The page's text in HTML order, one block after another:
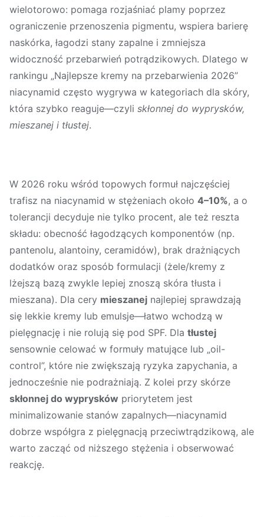
wielotorowo: pomaga rozjaśniać plamy poprzez
ograniczenie przenoszenia pigmentu, wspiera barierę
naskórka, łagodzi stany zapalne i zmniejsza
widoczność przebarwień potrądzikowych. Dlatego w
rankingu „Najlepsze kremy na przebarwienia 2026”
niacynamid często wygrywa w kategoriach dla skóry,
która szybko reaguje—czyli skłonnej do wyprysków,
mieszanej i tłustej.
W 2026 roku wśród topowych formuł najczęściej
trafisz na niacynamid w stężeniach około 4–10%, a o
tolerancji decyduje nie tylko procent, ale też reszta
składu: obecność łagodzących komponentów (np.
pantenolu, alantoiny, ceramidów), brak drażniących
dodatków oraz sposób formulacji (żele/kremy z
lżejszą bazą zwykle lepiej znoszą skóra tłusta i
mieszana). Dla cery mieszanej najlepiej sprawdzają
się lekkie kremy lub emulsje—łatwo wchodzą w
pielęgnację i nie rolują się pod SPF. Dla tłustej
sensownie celować w formuły matujące lub „oil-
control”, które nie zwiększają ryzyka zapychania, a
jednocześnie nie podrażniają. Z kolei przy skórze
skłonnej do wyprysków priorytetem jest
minimalizowanie stanów zapalnych—niacynamid
dobrze współgra z pielęgnacją przeciwtrądzikową, ale
warto zacząć od niższego stężenia i obserwować
reakcję.